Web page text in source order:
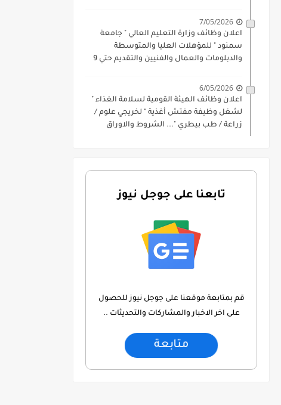
7/05/2026
اعلان وظائف وزارة التعليم العالي " جامعة
سمنود " للمؤهلات العليا والمتوسطة
والدبلومات والعمال والفنيين والتقديم حتي 9
6/05/2026
اعلان وظائف الهيئة القومية لسلامة الغذاء "
لشغل وظيفة مفتش أغذية " لخريجي علوم /
زراعة / طب بيطري "... الشروط والاوراق
تابعنا على جوجل نيوز
قم بمتابعة موقعنا على جوجل نيوز للحصول
على اخر الاخبار والمشاركات والتحديثات ..
متابعة